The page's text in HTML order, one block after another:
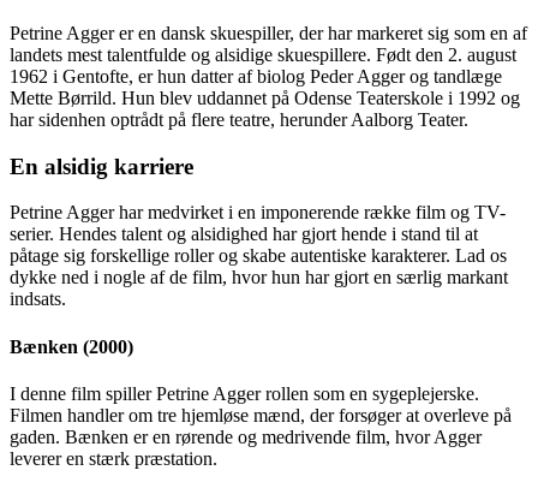
Petrine Agger er en dansk skuespiller, der har markeret sig som en af
landets mest talentfulde og alsidige skuespillere. Født den 2. august
1962 i Gentofte, er hun datter af biolog Peder Agger og tandlæge
Mette Børrild. Hun blev uddannet på Odense Teaterskole i 1992 og
har sidenhen optrådt på flere teatre, herunder Aalborg Teater.
En alsidig karriere
Petrine Agger har medvirket i en imponerende række film og TV-
serier. Hendes talent og alsidighed har gjort hende i stand til at
påtage sig forskellige roller og skabe autentiske karakterer. Lad os
dykke ned i nogle af de film, hvor hun har gjort en særlig markant
indsats.
Bænken (2000)
I denne film spiller Petrine Agger rollen som en sygeplejerske.
Filmen handler om tre hjemløse mænd, der forsøger at overleve på
gaden. Bænken er en rørende og medrivende film, hvor Agger
leverer en stærk præstation.